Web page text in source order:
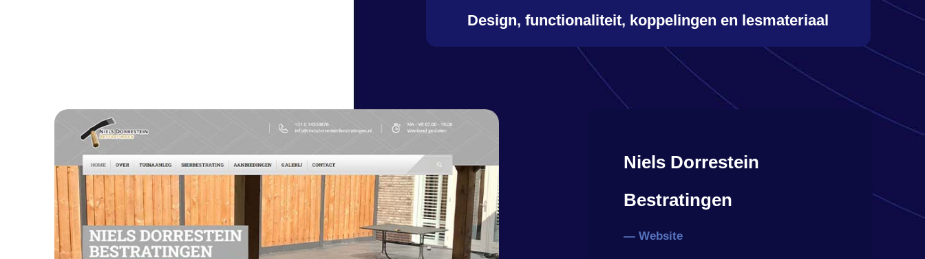
Design, functionaliteit, koppelingen en lesmateriaal
Niels Dorrestein
Bestratingen
— Website